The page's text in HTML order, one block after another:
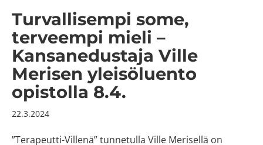
Turvallisempi some,
terveempi mieli –
Kansanedustaja Ville
Merisen yleisöluento
opistolla 8.4.
22.3.2024
”Terapeutti-Villenä” tunnetulla Ville Merisellä on